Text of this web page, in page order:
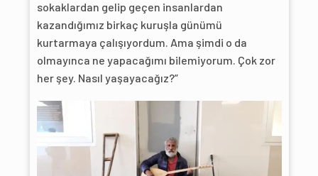
sokaklardan gelip geçen insanlardan
kazandığımız birkaç kuruşla günümü
kurtarmaya çalışıyordum. Ama şimdi o da
olmayınca ne yapacağımı bilemiyorum. Çok zor
her şey. Nasıl yaşayacağız?”